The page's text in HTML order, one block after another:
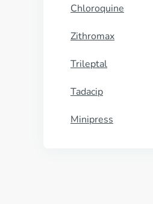
Chloroquine
Zithromax
Trileptal
Tadacip
Minipress